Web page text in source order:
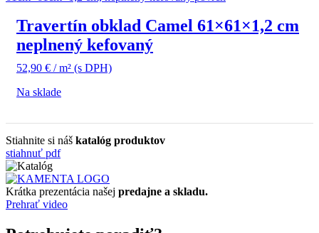
Travertín obklad Camel 61×61×1,2 cm
neplnený kefovaný
52,90 € / m² (s DPH)
Na sklade
Stiahnite si náš katalóg produktov
stiahnuť pdf
Krátka prezentácia našej predajne a skladu.
Prehrať video